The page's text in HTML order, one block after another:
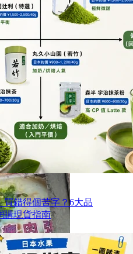
買錯得個苦字？6大品
購現貨指南